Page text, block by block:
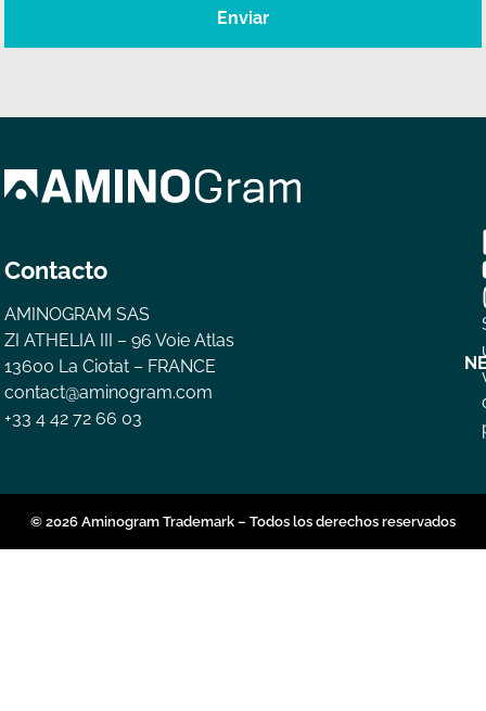
Enviar
Contacto
AMINOGRAM SAS
ZI ATHELIA III – 96 Voie Atlas
13600 La Ciotat – FRANCE
contact@aminogram.com
+33 4 42 72 66 03
© 2026 Aminogram Trademark – Todos los derechos reservados